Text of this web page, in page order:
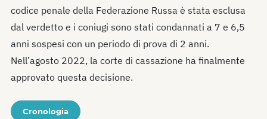
codice penale della Federazione Russa è stata esclusa
dal verdetto e i coniugi sono stati condannati a 7 e 6,5
anni sospesi con un periodo di prova di 2 anni.
Nell’agosto 2022, la corte di cassazione ha finalmente
approvato questa decisione.
Cronologia